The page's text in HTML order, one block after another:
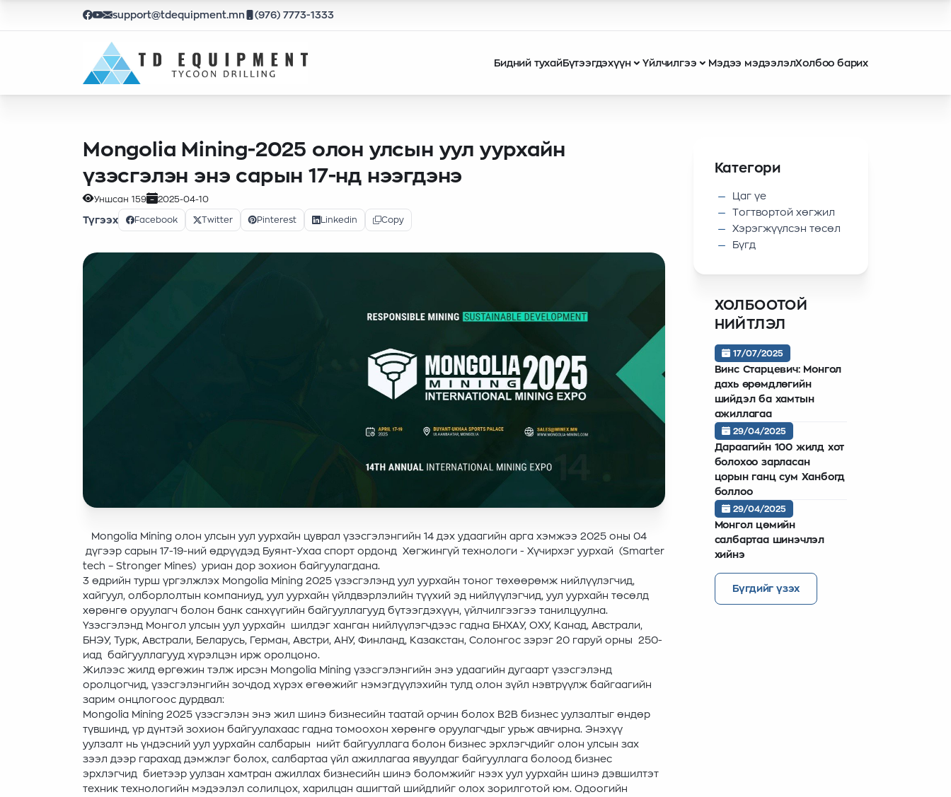
support@tdequipment.mn (976) 7773-1333
Бидний тухайБүтээгдэхүүн Үйлчилгээ Мэдээ мэдээлэлХолбоо барих
Mongolia Mining-2025 олон улсын уул уурхайн
үзэсгэлэн энэ сарын 17-нд нээгдэнэ
Уншсан 159 2025-04-10
Түгээх Facebook Twitter Pinterest Linkedin Copy
Mongolia Mining олон улсын уул уурхайн цуврал үзэсгэлэнгийн 14 дэх удаагийн арга хэмжээ 2025 оны 04
дүгээр сарын 17-19-ний өдрүүдэд Буянт-Ухаа спорт ордонд Хөгжингүй технологи - Хүчирхэг уурхай (Smarter
tech – Stronger Mines) уриан дор зохион байгуулагдана.
3 өдрийн турш үргэлжлэх Mongolia Mining 2025 үзэсгэлэнд уул уурхайн тоног төхөөрөмж нийлүүлэгчид,
хайгуул, олборлолтын компаниуд, уул уурхайн үйлдвэрлэлийн түүхий эд нийлүүлэгчид, уул уурхайн төсөлд
хөрөнгө оруулагч болон банк санхүүгийн байгууллагууд бүтээгдэхүүн, үйлчилгээгээ танилцуулна.
Үзэсгэлэнд Монгол улсын уул уурхайн шилдэг ханган нийлүүлэгчдээс гадна БНХАУ, ОХУ, Канад, Австрали,
БНЭУ, Турк, Австрали, Беларусь, Герман, Австри, АНУ, Финланд, Казакстан, Солонгос зэрэг 20 гаруй орны 250-
иад байгууллагууд хүрэлцэн ирж оролцоно.
Жилээс жилд өргөжин тэлж ирсэн Mongolia Mining үзэсгэлэнгийн энэ удаагийн дугаарт үзэсгэлэнд
оролцогчид, үзэсгэлэнгийн зочдод хүрэх өгөөжийг нэмэгдүүлэхийн тулд олон зүйл нэвтрүүлж байгаагийн
зарим онцлогоос дурдвал:
Mongolia Mining 2025 үзэсгэлэн энэ жил шинэ бизнесийн таатай орчин болох B2B бизнес уулзалтыг өндөр
түвшинд, үр дүнтэй зохион байгуулахаас гадна томоохон хөрөнгө оруулагчдыг урьж авчирна. Энэхүү
уулзалт нь үндэсний уул уурхайн салбарын нийт байгууллага болон бизнес эрхлэгчдийг олон улсын зах
зээл дээр гарахад дэмжлэг болох, салбартаа үйл ажиллагаа явуулдаг байгууллага болоод бизнес
эрхлэгчид биетээр уулзан хамтран ажиллах бизнесийн шинэ боломжийг нээх уул уурхайн шинэ дэвшилтэт
техник технологийн мэдээлэл солилцох, харилцан ашигтай шийдлийг олох зорилготой юм. Одоогийн
Категори
Цаг үе
Tогтвортой хөгжил
Xэрэгжүүлсэн төсөл
Бүгд
ХОЛБООТОЙ
НИЙТЛЭЛ
17/07/2025
Винс Старцевич: Монгол
дахь өрөмдлөгийн
шийдэл ба хамтын
ажиллагаа
29/04/2025
Дараагийн 100 жилд хот
болохоо зарласан
цорын ганц сум Ханбогд
боллоо
29/04/2025
Монгол цөмийн
салбартаа шинэчлэл
хийнэ
Бүгдийг үзэх